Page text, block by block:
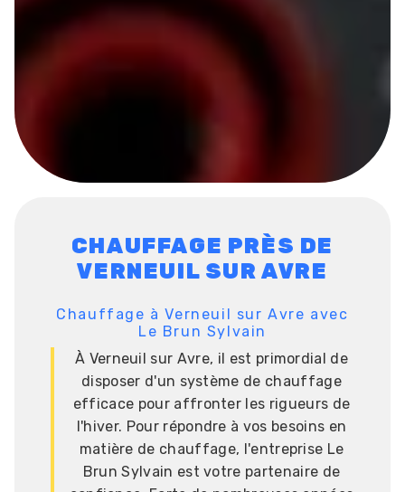
CHAUFFAGE PRÈS DE
VERNEUIL SUR AVRE
Chauffage à Verneuil sur Avre avec
Le Brun Sylvain
À Verneuil sur Avre, il est primordial de
disposer d'un système de chauffage
efficace pour affronter les rigueurs de
l'hiver. Pour répondre à vos besoins en
matière de chauffage, l'entreprise Le
Brun Sylvain est votre partenaire de